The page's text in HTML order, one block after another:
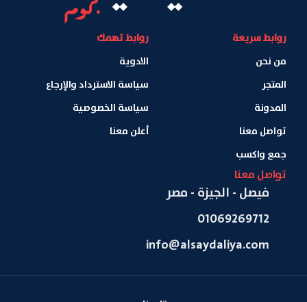
روابط سريعة
من نحن
المتجر
المدونة
تواصل معنا
جمع واكسب
روابط تهمك
الادوية
سياسة الاسترداد والإرجاع
سياسة الخصوصية
أعلن معنا
تواصل معنا
فيصل - الجيزة - مصر
01069269712
info@alsaydaliya.com